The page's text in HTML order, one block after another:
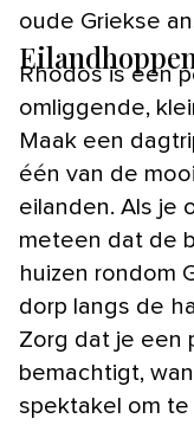
oude Griekse
Rhodos is een
omliggende,
Maak een
één van de
eilanden. Als je
meteen dat de
huizen rondom
dorp langs de
Zorg dat je een
bemachtigt,
spektakel om te